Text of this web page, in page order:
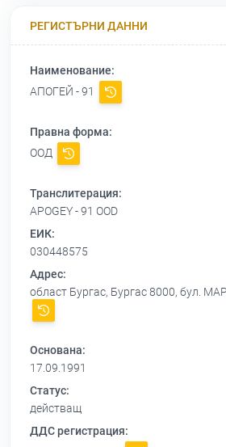
РЕГИСТЪРНИ ДАННИ
Наименование:
АПОГЕЙ - 91
Правна форма:
ООД
Транслитерация:
APOGEY - 91 OOD
ЕИК:
030448575
Адрес:
област Бургас, Бургас 8000, бул.
Основана:
17.09.1991
Статус:
действащ
ДДС регистрация: